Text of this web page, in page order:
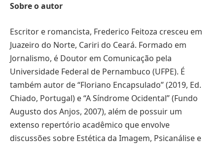
Sobre o autor
Escritor e romancista, Frederico Feitoza cresceu em
Juazeiro do Norte, Cariri do Ceará. Formado em
Jornalismo, é Doutor em Comunicação pela
Universidade Federal de Pernambuco (UFPE). É
também autor de “Floriano Encapsulado” (2019, Ed.
Chiado, Portugal) e “A Síndrome Ocidental” (Fundo
Augusto dos Anjos, 2007), além de possuir um
extenso repertório acadêmico que envolve
discussões sobre Estética da Imagem, Psicanálise e